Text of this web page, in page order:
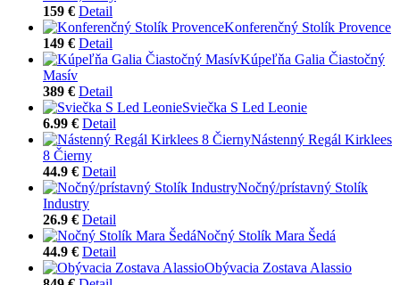
159 € Detail
Konferenčný Stolík Provence
149 € Detail
Kúpeľňa Galia Čiastočný
Masív
389 € Detail
Sviečka S Led Leonie
6.99 € Detail
Nástenný Regál Kirklees
8 Čierny
44.9 € Detail
Nočný/prístavný Stolík
Industry
26.9 € Detail
Nočný Stolík Mara Šedá
44.9 € Detail
Obývacia Zostava Alassio